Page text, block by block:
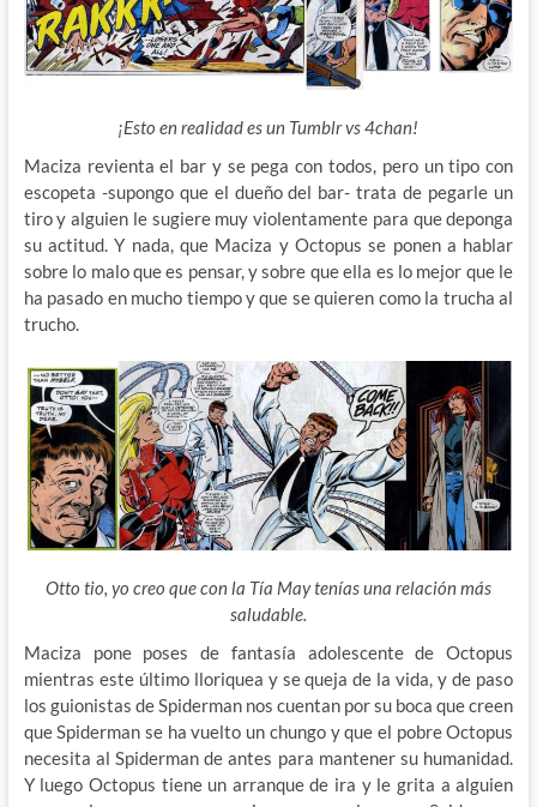
¡Esto en realidad es un Tumblr vs 4chan!
Maciza revienta el bar y se pega con todos, pero un tipo con
escopeta -supongo que el dueño del bar- trata de pegarle un
tiro y alguien le sugiere muy violentamente para que deponga
su actitud. Y nada, que Maciza y Octopus se ponen a hablar
sobre lo malo que es pensar, y sobre que ella es lo mejor que le
ha pasado en mucho tiempo y que se quieren como la trucha al
trucho.
Otto tio, yo creo que con la Tía May tenías una relación más
saludable.
Maciza pone poses de fantasía adolescente de Octopus
mientras este último lloriquea y se queja de la vida, y de paso
los guionistas de Spiderman nos cuentan por su boca que creen
que Spiderman se ha vuelto un chungo y que el pobre Octopus
necesita al Spiderman de antes para mantener su humanidad.
Y luego Octopus tiene un arranque de ira y le grita a alguien